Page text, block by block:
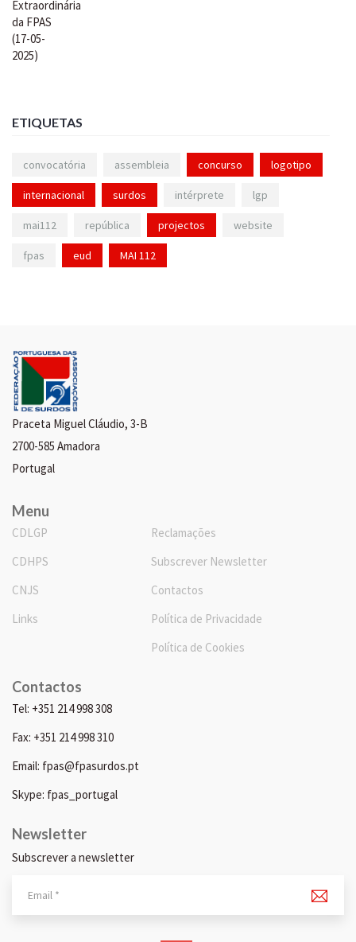
ETIQUETAS
convocatória assembleia concurso logotipo
internacional surdos intérprete lgp
mai112 república projectos website
fpas eud MAI 112
Praceta Miguel Cláudio, 3-B
2700-585 Amadora
Portugal
Menu
CDLGP
CDHPS
CNJS
Links
Reclamações
Subscrever Newsletter
Contactos
Política de Privacidade
Política de Cookies
Contactos
Tel: +351 214 998 308
Fax: +351 214 998 310
Email: fpas@fpasurdos.pt
Skype: fpas_portugal
Newsletter
Subscrever a newsletter